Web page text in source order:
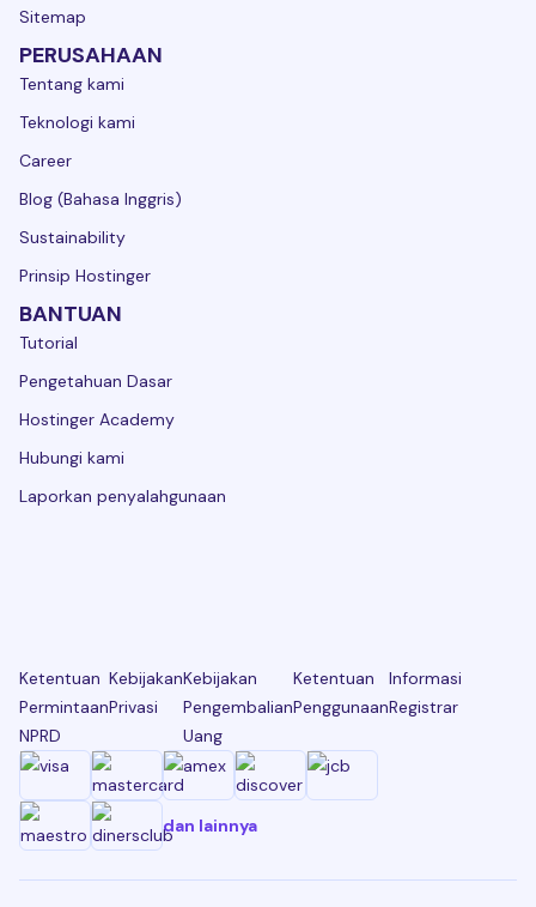
Sitemap
PERUSAHAAN
Tentang kami
Teknologi kami
Career
Blog (Bahasa Inggris)
Sustainability
Prinsip Hostinger
BANTUAN
Tutorial
Pengetahuan Dasar
Hostinger Academy
Hubungi kami
Laporkan penyalahgunaan
Ketentuan
Permintaan
NPRD
Kebijakan
Privasi
Kebijakan
Pengembalian
Uang
Ketentuan
Penggunaan
Informasi
Registrar
dan lainnya